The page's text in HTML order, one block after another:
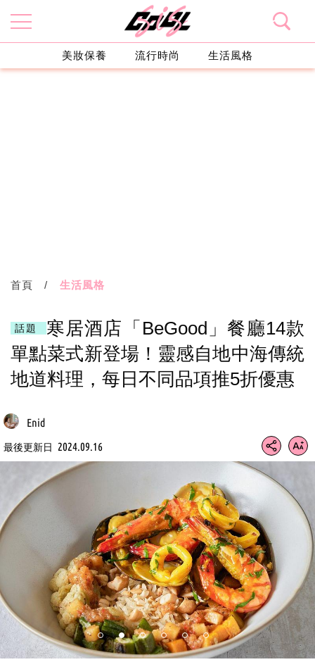
美妝保養 流行時尚 生活風格
首頁 生活風格
話題
寒居酒店「BeGood」餐廳14款
單點菜式新登場！靈感自地中海傳統
地道料理，每日不同品項推5折優惠
Enid
最後更新日 2024.09.16